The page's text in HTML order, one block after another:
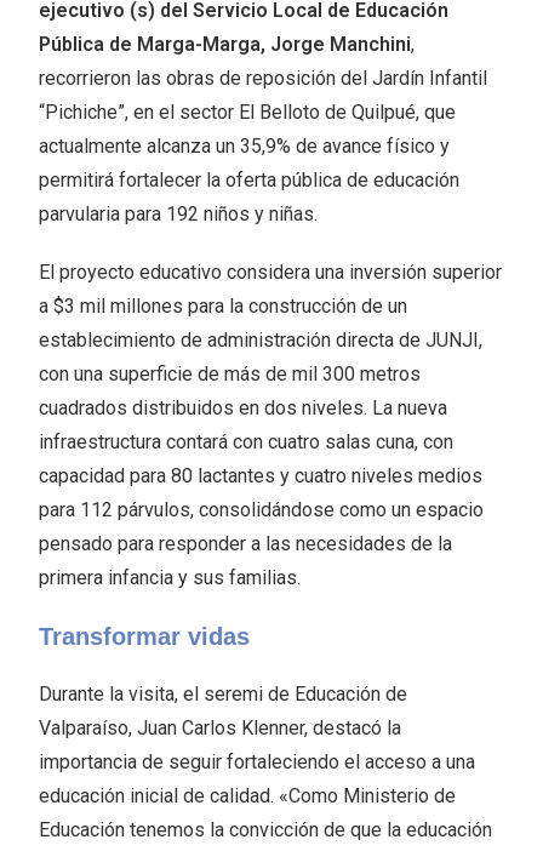
ejecutivo (s) del Servicio Local de Educación
Pública de Marga-Marga, Jorge Manchini,
recorrieron las obras de reposición del Jardín Infantil
“Pichiche”, en el sector El Belloto de Quilpué, que
actualmente alcanza un 35,9% de avance físico y
permitirá fortalecer la oferta pública de educación
parvularia para 192 niños y niñas.
El proyecto educativo considera una inversión superior
a $3 mil millones para la construcción de un
establecimiento de administración directa de JUNJI,
con una superficie de más de mil 300 metros
cuadrados distribuidos en dos niveles. La nueva
infraestructura contará con cuatro salas cuna, con
capacidad para 80 lactantes y cuatro niveles medios
para 112 párvulos, consolidándose como un espacio
pensado para responder a las necesidades de la
primera infancia y sus familias.
Transformar vidas
Durante la visita, el seremi de Educación de
Valparaíso, Juan Carlos Klenner, destacó la
importancia de seguir fortaleciendo el acceso a una
educación inicial de calidad. «Como Ministerio de
Educación tenemos la convicción de que la educación